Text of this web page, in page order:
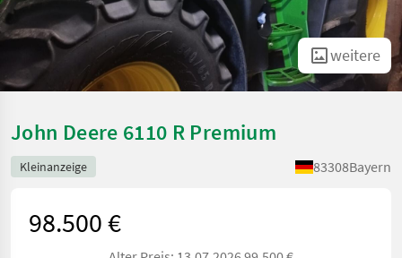
weitere
John Deere 6110 R Premium
Kleinanzeige 83308Bayern
98.500 €